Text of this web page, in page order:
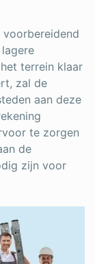
terrein klaar
zal de
aan deze
te zorgen
de
zijn voor